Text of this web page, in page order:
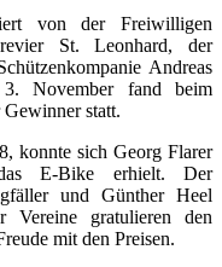
von der Freiwilligen
St. Leonhard, der
Andreas
November fand beim
statt.
konnte sich Georg Flarer
E-Bike erhielt. Der
und Günther Heel
Vereine gratulieren den
mit den Preisen.